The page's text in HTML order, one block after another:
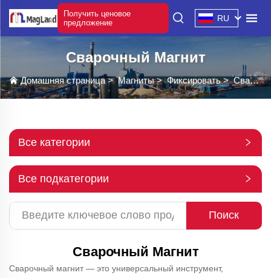
Получить ценовое
предложение
RU
Сварочный Магнит
Домашняя страница>Магниты>Фиксировать>Сварочный Магнит
Все категории
Все подкатегории
Поиск
Сварочный Магнит
Сварочный магнит — это универсальный инструмент,